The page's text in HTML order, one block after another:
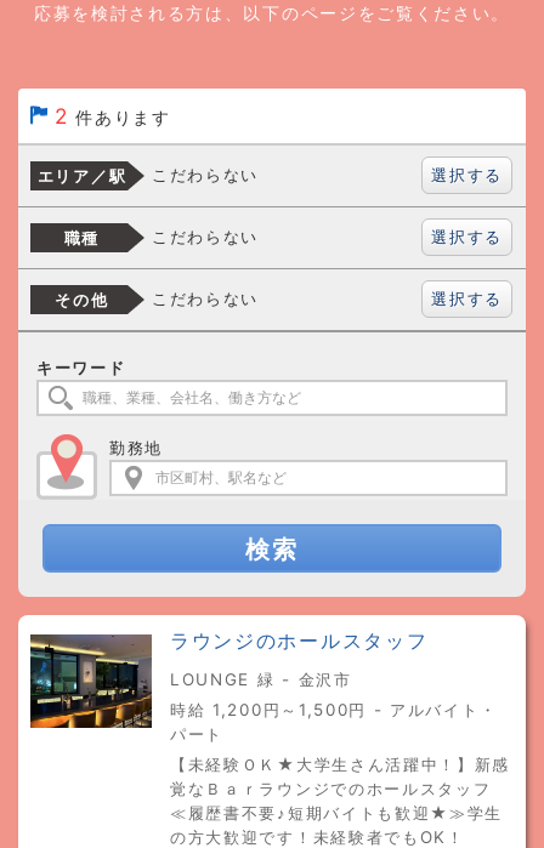
応募を検討される方は、以下のページをご覧ください。
2 件あります
エリア／駅 こだわらない 選択する
職種 こだわらない 選択する
その他 こだわらない 選択する
キーワード
勤務地
検索
ラウンジのホールスタッフ
LOUNGE 緑 - 金沢市
時給 1,200円～1,500円 - アルバイト・
パート
【未経験ＯＫ★大学生さん活躍中！】新感
覚なＢａｒラウンジでのホールスタッフ
≪履歴書不要♪短期バイトも歓迎★≫学生
の方大歓迎です！未経験者でもOK！